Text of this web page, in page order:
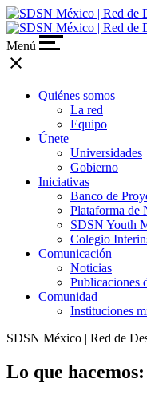
Menú
close
Quiénes somos
La red
Equipo
Únete
Universidades
Gobierno
Iniciativas
Banco de
Plataforma de
SDSN Youth
Colegio
Comunicación
Noticias
Publicaciones
Comunidad
Instituciones
SDSN México | Red de
Lo que hacemos: